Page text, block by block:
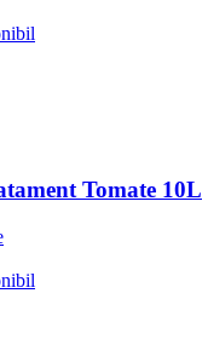
Tomate 10L